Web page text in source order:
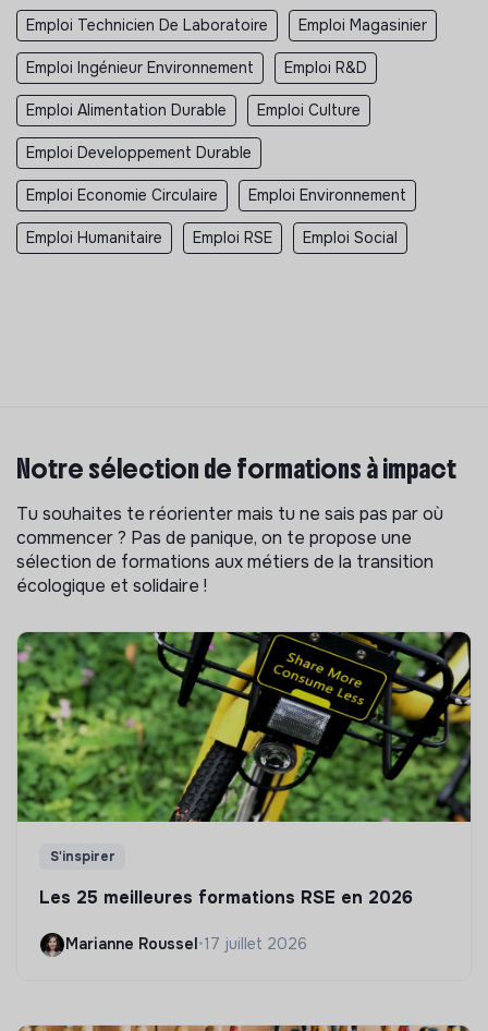
Emploi Technicien De Laboratoire Emploi Magasinier
Emploi Ingénieur Environnement Emploi R&D
Emploi Alimentation Durable Emploi Culture
Emploi Developpement Durable
Emploi Economie Circulaire Emploi Environnement
Emploi Humanitaire Emploi RSE Emploi Social
Notre sélection de formations à impact
Tu souhaites te réorienter mais tu ne sais pas par où
commencer ? Pas de panique, on te propose une
sélection de formations aux métiers de la transition
écologique et solidaire !
S'inspirer
Les 25 meilleures formations RSE en 2026
Marianne Roussel •17 juillet 2026